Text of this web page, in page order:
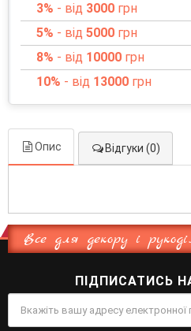
3% - від 3000 грн
5% - від 5000 грн
8% - від 10000 грн
10% - від 13000 грн
Опис Відгуки (0)
Все для декору і
ПІДПИСАТИСЬ